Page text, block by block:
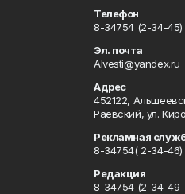
Телефон
8-34754 (2-34-45)
Эл. почта
Alvesti@yandex.ru
Адрес
452122,
Раевский, ул.
Рекламная
8-34754( 2-34-46)
Редакция
8-34754 (2-34-49